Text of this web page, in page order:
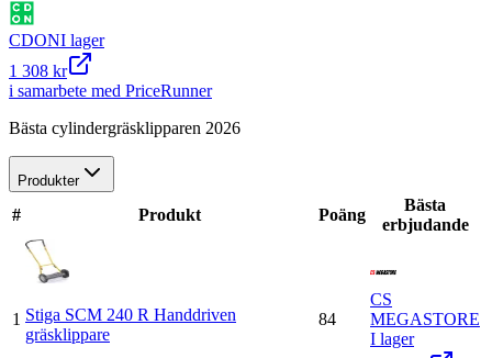
CDONI lager
1 308 kr
i samarbete med PriceRunner
Bästa cylindergräsklipparen 2026
Produkter
# Produkt Poäng
Bästa
erbjudande
1 Stiga SCM 240 R Handdriven
gräsklippare
84
CS
MEGASTORE
I lager